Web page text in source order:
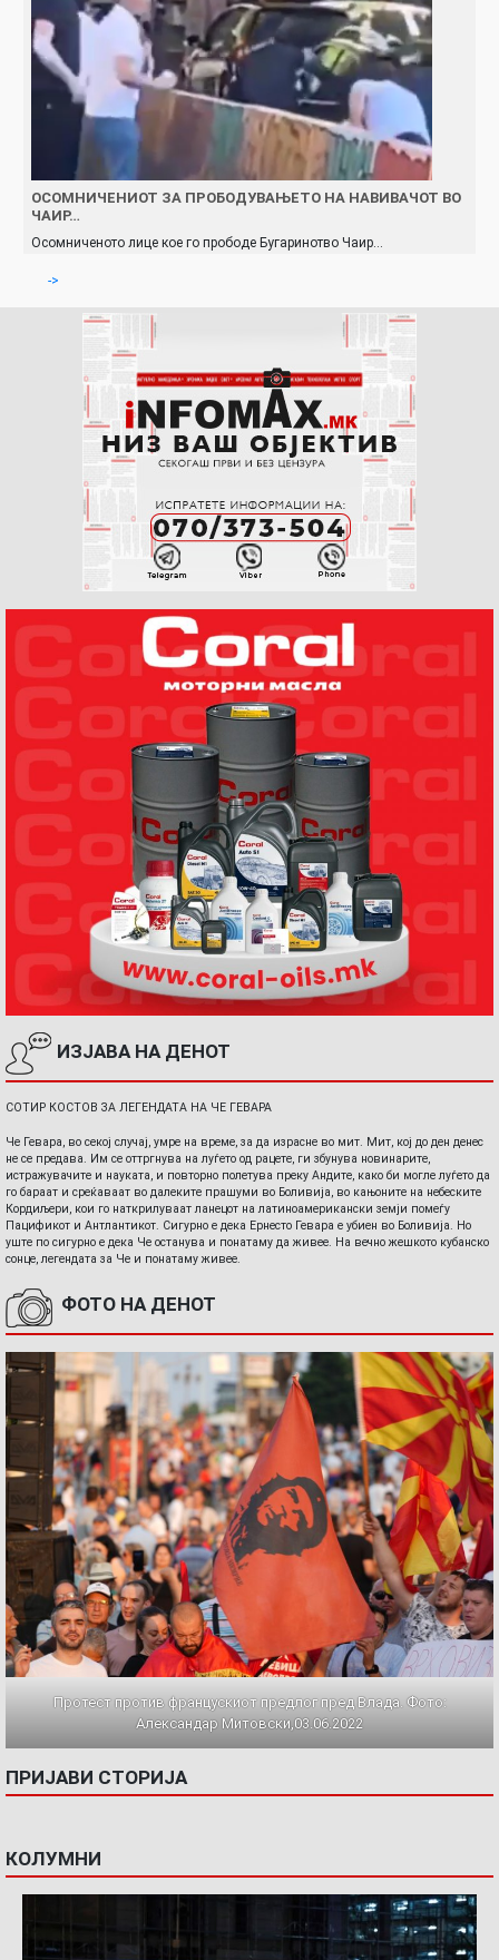
ОСОМНИЧЕНИОТ ЗА ПРОБОДУВАЊЕТО НА НАВИВАЧОТ ВО
ЧАИР…
Осомниченото лице кое го прободе Бугаринотво Чаир…
->
ИЗЈАВА НА ДЕНОТ
СОТИР КОСТОВ ЗА ЛЕГЕНДАТА НА ЧЕ ГЕВАРА
Че Гевара, во секој случај, умре на време, за да израсне во мит. Мит, кој до ден денес
не се предава. Им се оттргнува на луѓето од рацете, ги збунува новинарите,
истражувачите и науката, и повторно полетува преку Андите, како би могле луѓето да
го бараат и среќаваат во далеките прашуми во Боливија, во кањоните на небеските
Кордиљери, кои го наткрилуваат ланецот на латиноамерикански земји помеѓу
Пацификот и Антлантикот. Сигурно е дека Ернесто Гевара е убиен во Боливија. Но
уште по сигурно е дека Че останува и понатаму да живее. На вечно жешкото кубанско
сонце, легендата за Че и понатаму живее.
ФОТО НА ДЕНОТ
Протест против францускиот предлог пред Влада. Фото:
Александар Митовски,03.06.2022
ПРИЈАВИ СТОРИЈА
КОЛУМНИ